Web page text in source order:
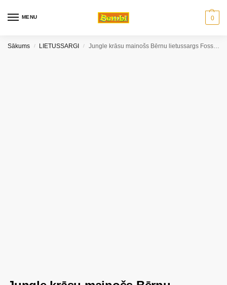
MENU 0
Sākums / LIETUSSARGI / Jungle krāsu mainošs Bērnu lietussargs Foss & Rock